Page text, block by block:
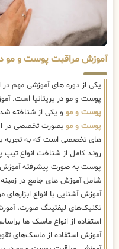
آموزش مراقبت پوست و مو در
یکی از دوره های آموزشی مهم
پوست و مو در بریتانیا است.
پوست و مو و یکی از شناخته
پوست و مو بصورت تخصصی در
های تخصصی است که به تجربه
روند کامل از شناخت انواع
پوست به صورت پیشرفته
شامل آموزش های جامع در
آموزش آشنایی با انواع
تکنیک‌های لیفتینگ صورت،
استفاده از انواع ماسک ها
آموزش استفاده از ماسک‌های